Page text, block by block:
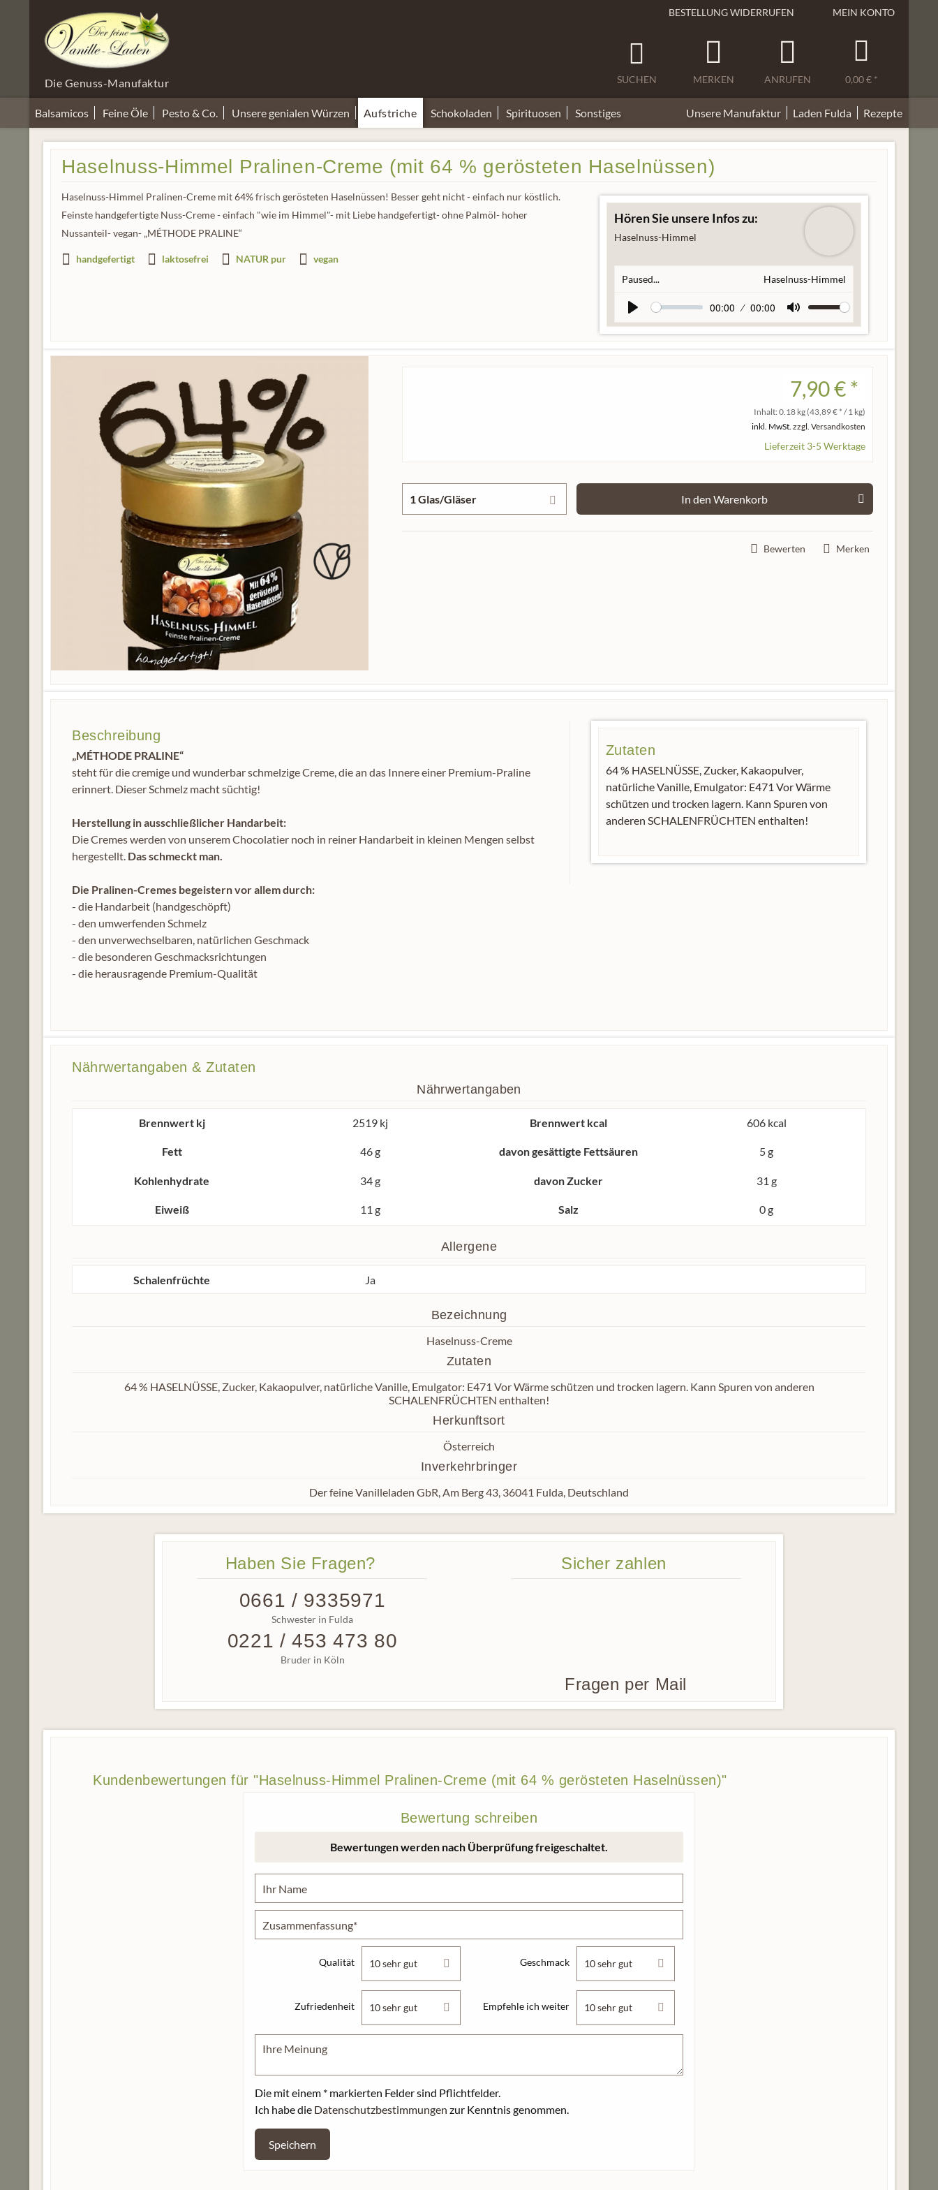
BESTELLUNG WIDERRUFEN MEIN KONTO
Die Genuss-Manufaktur SUCHEN MERKEN ANRUFEN 0,00 € *
Balsamicos Feine Öle Pesto & Co. Unsere genialen Würzen Aufstriche Schokoladen Spirituosen Sonstiges Rezepte
Laden Fulda
Unsere Manufaktur
Haselnuss-Himmel Pralinen-Creme (mit 64 % gerösteten Haselnüssen)
Haselnuss-Himmel Pralinen-Creme mit 64% frisch gerösteten Haselnüssen! Besser geht nicht - einfach nur köstlich.
Feinste handgefertigte Nuss-Creme - einfach "wie im Himmel"- mit Liebe handgefertigt- ohne Palmöl- hoher
Nussanteil- vegan- „MÉTHODE PRALINE“
handgefertigt laktosefrei NATUR pur vegan
Hören Sie unsere Infos zu:
Haselnuss-Himmel
Paused... Haselnuss-Himmel
Play
00:00
00:00
Mute
7,90 € *
Inhalt: 0.18 kg(43,89 € * / 1 kg)
inkl. MwSt. zzgl. Versandkosten
Lieferzeit 3-5 Werktage
In den Warenkorb
Merken
Bewerten
Zutaten
64 % HASELNÜSSE, Zucker, Kakaopulver,
natürliche Vanille, Emulgator: E471 Vor Wärme
schützen und trocken lagern. Kann Spuren von
anderen SCHALENFRÜCHTEN enthalten!
Beschreibung
„MÉTHODE PRALINE“
steht für die cremige und wunderbar schmelzige Creme, die an das Innere einer Premium-Praline
erinnert. Dieser Schmelz macht süchtig!
Herstellung in ausschließlicher Handarbeit:
Die Cremes werden von unserem Chocolatier noch in reiner Handarbeit in kleinen Mengen selbst
hergestellt. Das schmeckt man.
Die Pralinen-Cremes begeistern vor allem durch:
- die Handarbeit (handgeschöpft)
- den umwerfenden Schmelz
- den unverwechselbaren, natürlichen Geschmack
- die besonderen Geschmacksrichtungen
- die herausragende Premium-Qualität
Nährwertangaben & Zutaten
Nährwertangaben
Brennwert kj 2519 kj Brennwert kcal 606 kcal
Fett 46 g davon gesättigte Fettsäuren 5 g
Kohlenhydrate 34 g davon Zucker 31 g
Eiweiß 11 g Salz 0 g
Allergene
Schalenfrüchte Ja
Bezeichnung
Haselnuss-Creme
Zutaten
64 % HASELNÜSSE, Zucker, Kakaopulver, natürliche Vanille, Emulgator: E471 Vor Wärme schützen und trocken lagern. Kann Spuren von anderen
SCHALENFRÜCHTEN enthalten!
Herkunftsort
Österreich
Inverkehrbringer
Der feine Vanilleladen GbR, Am Berg 43, 36041 Fulda, Deutschland
Haben Sie Fragen?
0661 / 9335971
Schwester in Fulda
0221 / 453 473 80
Bruder in Köln
Sicher zahlen
Fragen per Mail
Kundenbewertungen für "Haselnuss-Himmel Pralinen-Creme (mit 64 % gerösteten Haselnüssen)"
Bewertung schreiben
Bewertungen werden nach Überprüfung freigeschaltet.
Qualität Geschmack
Zufriedenheit Empfehle ich weiter
Die mit einem * markierten Felder sind Pflichtfelder.
Ich habe die Datenschutzbestimmungen zur Kenntnis genommen.
Speichern